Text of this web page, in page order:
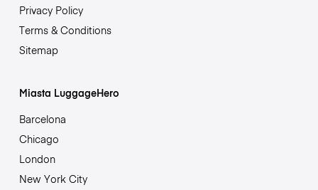
Privacy Policy
Terms & Conditions
Sitemap
Miasta LuggageHero
Barcelona
Chicago
London
New York City